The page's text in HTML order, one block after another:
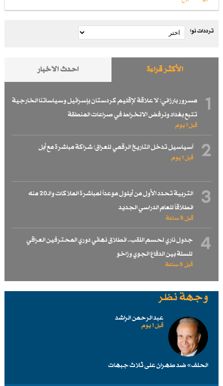
ترددات نوا
الأكثر قراءة احدث الاخبار
1
مسرور بارزاني: لا علاقة لإقليم كردستان بإسرائيل وسياساتنا الخارجية
تتبع بغداد ونرفض الانخراط في صراعات المنطقة
قبل 1 یوم
2 آسياسيل تدخل التاريخ الرقمي للعراق: شراكة مباشرة مع أبل
قبل 1 یوم
3
التربية تحدد الأول من أيلول موعداً لمباشرة الملاكات والـ20 منه
انطلاقاً للعام الدراسي الجديد
قبل 5 ساعة
4
جدول ناري لحسم اللقب.. انطلاق نهائي دوري المحترفين العراقي
للسلة بين الدفاع الجوي وزاخو
قبل 5 ساعة
وجهة نظر
عبد الرحمن الراشد
قبل 1 یوم
الحلف» ضد طهرانَ على ثلاث جبهات